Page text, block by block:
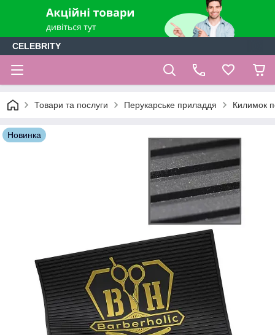
CELEBRITY
Товари та послуги Перукарське приладдя Килимок
Новинка